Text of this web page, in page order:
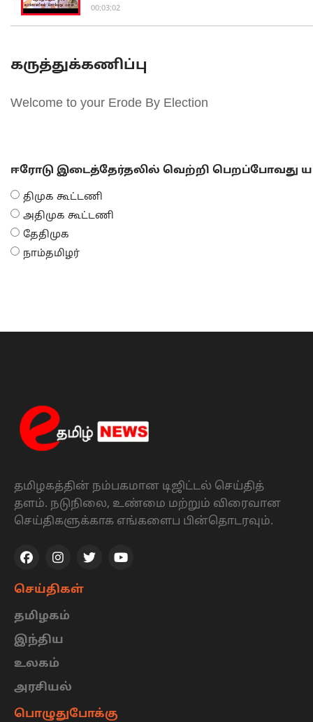
00:03:02
கருத்துக்கணிப்பு
Welcome to your Erode By Election
ஈரோடு இடைத்தேர்தலில் வெற்றி பெறப்போவது
திமுக கூட்டணி
அதிமுக கூட்டணி
தேதிமுக
நாம்தமிழர்
தமிழகத்தின் நம்பகமான டிஜிட்டல் செய்தித்
தளம். நடுநிலை, உண்மை மற்றும் விரைவான
செய்திகளுக்காக எங்களைப பின்தொடரவும்.
செய்திகள்
தமிழகம்
இந்திய
உலகம்
அரசியல்
பொழுதுபோக்கு